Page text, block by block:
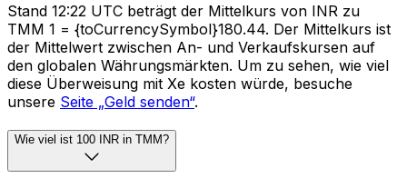
Stand 12:22 UTC beträgt der Mittelkurs von INR zu
TMM ₹1 = {toCurrencySymbol}180.44. Der Mittelkurs ist
der Mittelwert zwischen An- und Verkaufskursen auf
den globalen Währungsmärkten. Um zu sehen, wie viel
diese Überweisung mit Xe kosten würde, besuche
unsere Seite „Geld senden“.
Wie viel ist 100 INR in TMM?